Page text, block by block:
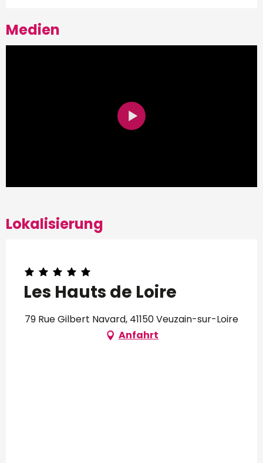
Medien
Lokalisierung
Les Hauts de Loire
79 Rue Gilbert Navard, 41150 Veuzain-sur-Loire
Anfahrt